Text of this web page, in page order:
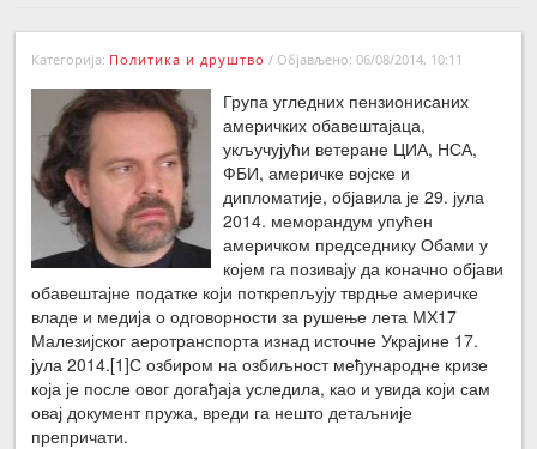
обавештајаца у пустињи
←Претходна вест
Следећа вест →
Категорија: Политика и друштво / Објављено: 06/08/2014, 10:11
Група угледних пензионисаних
америчких обавештајаца,
укључујући ветеране ЦИА, НСА,
ФБИ, америчке војске и
дипломатије, објавила је 29. јула
2014. меморандум упућен
америчком председнику Обами у
којем га позивају да коначно објави
обавештајне податке који поткрепљују тврдње америчке
владе и медија о одговорности за рушење лета МХ17
Малезијског аеротранспорта изнад источне Украјине 17.
јула 2014.[1]С озбиром на озбиљност међународне кризе
која је после овог догађаја уследила, као и увида који сам
овај документ пружа, вреди га нешто детаљније
препричати.